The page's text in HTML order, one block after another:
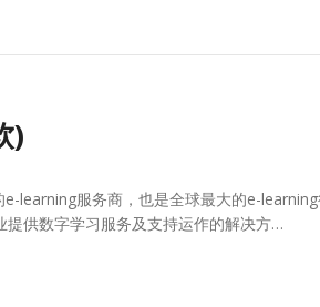
)
learning服务商，也是全球最大的e-
提供数字学习服务及支持运作的解决方…